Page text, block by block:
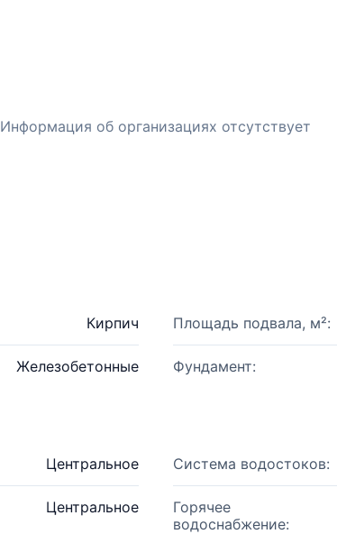
Информация об организациях отсутствует
Кирпич Площадь подвала, м²:
Железобетонные Фундамент:
Центральное Система водостоков:
Центральное
Горячее
водоснабжение: